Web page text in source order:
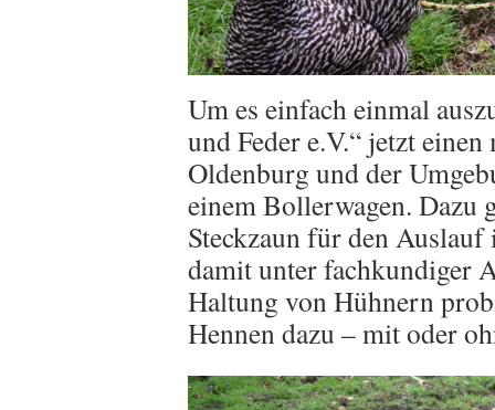
Um es einfach einmal
und Feder e.V.“ jetzt
Oldenburg und der
einem Bollerwagen. Dazu
Steckzaun für den
damit unter fachkundiger
Haltung von Hühnern
Hennen dazu – mit oder